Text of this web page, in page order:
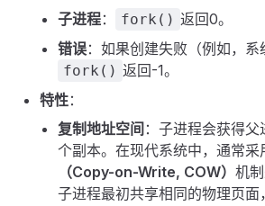
子进程： fork() 返回0。
错误：如果创建失败（例如，系
fork() 返回-1。
特性：
复制地址空间 ：子进程会获得
个副本。在现代系统中，通常采
（Copy-on-Write, COW） 机
子进程最初共享相同的物理页面